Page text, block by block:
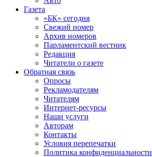
Газета
«БК» сегодня
Свежий номер
Архив номеров
Парламентский вестник
Редакция
Читатели о газете
Обратная связь
Опросы
Рекламодателям
Читателям
Интернет-ресурсы
Наши услуги
Авторам
Контакты
Условия перепечатки
Политика конфиденциальности